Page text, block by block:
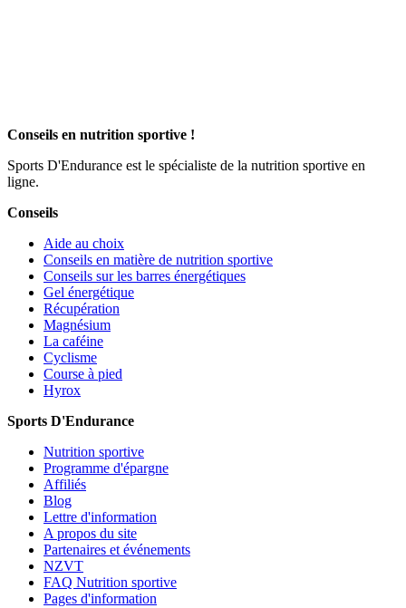
Conseils en nutrition sportive !
Sports D'Endurance est le spécialiste de la nutrition sportive en
ligne.
Conseils
Aide au choix
Conseils en matière de nutrition sportive
Conseils sur les barres énergétiques
Gel énergétique
Récupération
Magnésium
La caféine
Cyclisme
Course à pied
Hyrox
Sports D'Endurance
Nutrition sportive
Programme d'épargne
Affiliés
Blog
Lettre d'information
A propos du site
Partenaires et événements
NZVT
FAQ Nutrition sportive
Pages d'information